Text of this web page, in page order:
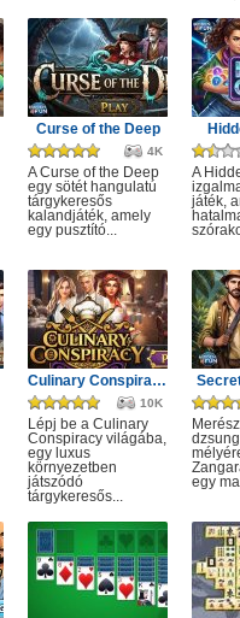
Curse of the Deep
4K
A Curse of the Deep
egy sötét hangulatú
tárgykeresős
kalandjáték, amely
egy pusztító...
A
játék,
Culinary Conspiracy
10K
Lépj be a Culinary
Conspiracy világába,
egy luxus
környezetben
játszódó
tárgykeresős...
egy